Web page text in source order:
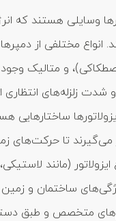
وسایلی هستند که
انواع مختلفی از
و متالیک وجود
زلزله‌های انتظاری
ساختارهایی
می‌گیرند تا حرکت‌های
(مانند
ساختمان و
متخصص و طبق